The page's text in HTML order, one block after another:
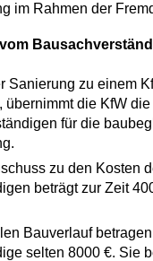
im Rahmen der
Sanierung zu einem
übernimmt die KfW
für die
zu den Kosten
beträgt zur Zeit
Bauverlauf
selten 8000 €. Sie